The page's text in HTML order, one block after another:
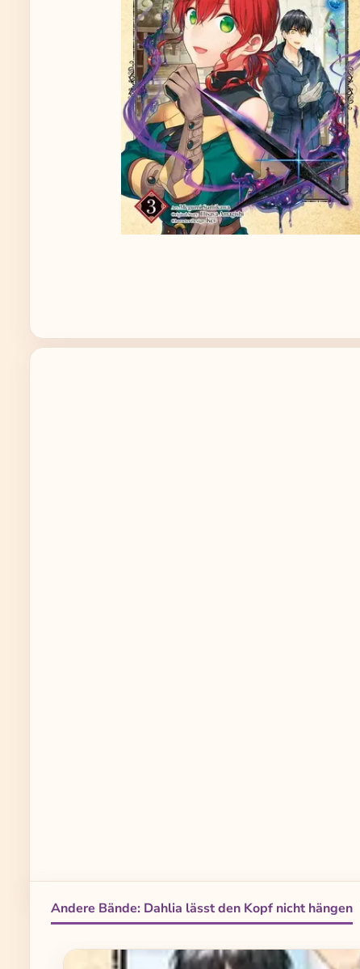
Andere Bände: Dahlia lässt den Kopf nicht hängen
Produktgalerie überspringen